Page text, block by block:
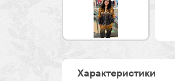
Характеристики